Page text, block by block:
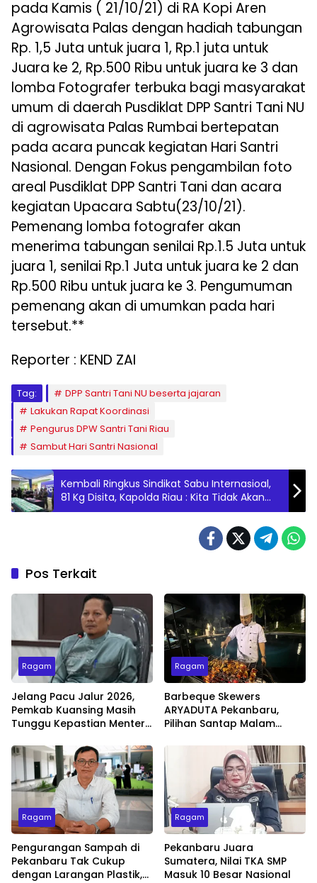
pada Kamis ( 21/10/21) di RA Kopi Aren
Agrowisata Palas dengan hadiah tabungan
Rp. 1,5 Juta untuk juara 1, Rp.1 juta untuk
Juara ke 2, Rp.500 Ribu untuk juara ke 3 dan
lomba Fotografer terbuka bagi masyarakat
umum di daerah Pusdiklat DPP Santri Tani NU
di agrowisata Palas Rumbai bertepatan
pada acara puncak kegiatan Hari Santri
Nasional. Dengan Fokus pengambilan foto
areal Pusdiklat DPP Santri Tani dan acara
kegiatan Upacara Sabtu(23/10/21).
Pemenang lomba fotografer akan
menerima tabungan senilai Rp.1.5 Juta untuk
juara 1, senilai Rp.1 Juta untuk juara ke 2 dan
Rp.500 Ribu untuk juara ke 3. Pengumuman
pemenang akan di umumkan pada hari
tersebut.**
Reporter : KEND ZAI
Tag:
DPP Santri Tani NU beserta jajaran
Lakukan Rapat Koordinasi
Pengurus DPW Santri Tani Riau
Sambut Hari Santri Nasional
Kembali Ringkus Sindikat Sabu Internasioal,
81 Kg Disita, Kapolda Riau : Kita Tidak Akan
Berhenti Kejar Para Pelaku Narkoba
Pos Terkait
Ragam
Jelang Pacu Jalur 2026,
Pemkab Kuansing Masih
Tunggu Kepastian Menteri
Ragam
Barbeque Skewers
ARYADUTA Pekanbaru,
Pilihan Santap Malam
Ragam
Pengurangan Sampah di
Pekanbaru Tak Cukup
dengan Larangan Plastik,
Ragam
Pekanbaru Juara
Sumatera, Nilai TKA SMP
Masuk 10 Besar Nasional